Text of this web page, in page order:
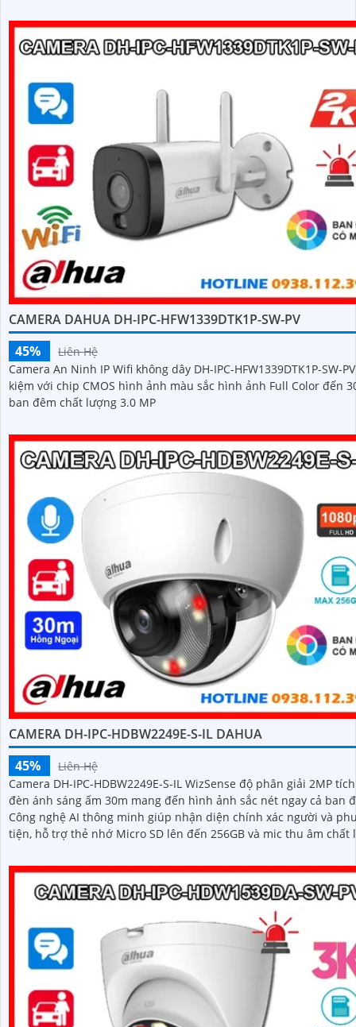
CAMERA DAHUA DH-IPC-HFW1339DTK1P-SW-PV
45%
Liên Hệ
Camera An Ninh IP Wifi không dây DH-IPC-HFW1339DTK1P-SW-
kiệm với chip CMOS hình ảnh màu sắc hình ảnh Full Color đến
ban đêm chất lượng 3.0 MP
CAMERA DH-IPC-HDBW2249E-S-IL DAHUA
45%
Liên Hệ
Camera DH-IPC-HDBW2249E-S-IL WizSense độ phân giải 2MP
đèn ánh sáng ấm 30m mang đến hình ảnh sắc nét ngay cả ban
Công nghệ AI thông minh giúp nhận diện chính xác người và
tiện, hỗ trợ thẻ nhớ Micro SD lên đến 256GB và mic thu âm chất